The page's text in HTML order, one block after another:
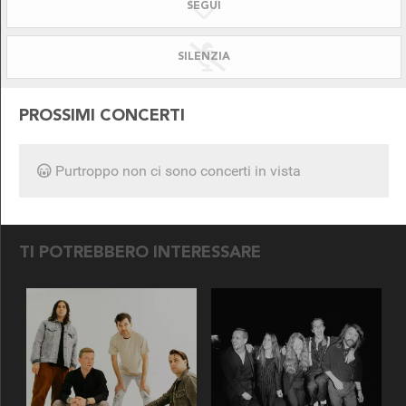
SEGUI
SILENZIA
PROSSIMI CONCERTI
Purtroppo non ci sono concerti in vista
TI POTREBBERO INTERESSARE
SEGUICI SU